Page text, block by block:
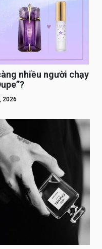
nhiều người chạy
2026